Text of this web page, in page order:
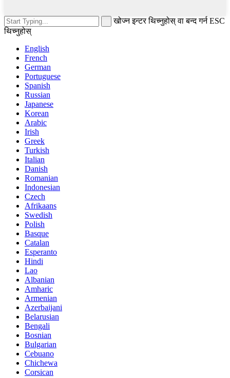
खोज्न इन्टर थिच्नुहोस् वा बन्द गर्न ESC
थिच्नुहोस्
English
French
German
Portuguese
Spanish
Russian
Japanese
Korean
Arabic
Irish
Greek
Turkish
Italian
Danish
Romanian
Indonesian
Czech
Afrikaans
Swedish
Polish
Basque
Catalan
Esperanto
Hindi
Lao
Albanian
Amharic
Armenian
Azerbaijani
Belarusian
Bengali
Bosnian
Bulgarian
Cebuano
Chichewa
Corsican